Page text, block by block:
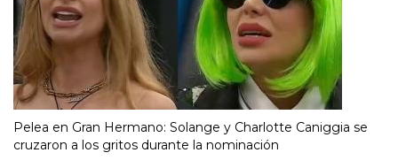
Pelea en Gran Hermano: Solange y Charlotte Caniggia se
cruzaron a los gritos durante la nominación